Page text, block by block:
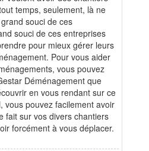
temps, seulement, là ne
souci de ces
souci de ces entreprises
pour mieux gérer leurs
Pour vous aider
vous pouvez
Déménagement que
en vous rendant sur ce
vous pouvez facilement avoir
fait sur vos divers chantiers
forcément à vous déplacer.